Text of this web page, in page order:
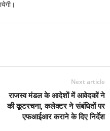
Next article
राजस्व मंडल के आदेशों में आवेदकों ने
की कूटरचना, कलेक्टर ने संबंधितों पर
एफआईआर कराने के दिए निर्देश